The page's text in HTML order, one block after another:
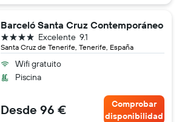
Barceló Santa Cruz Contemporáneo
Santa Cruz de Tenerife, Tenerife, España
9.1
Excelente
4 estrellas
Wifi gratuito
Piscina
Desde 96 €
Comprobar
disponibilidad